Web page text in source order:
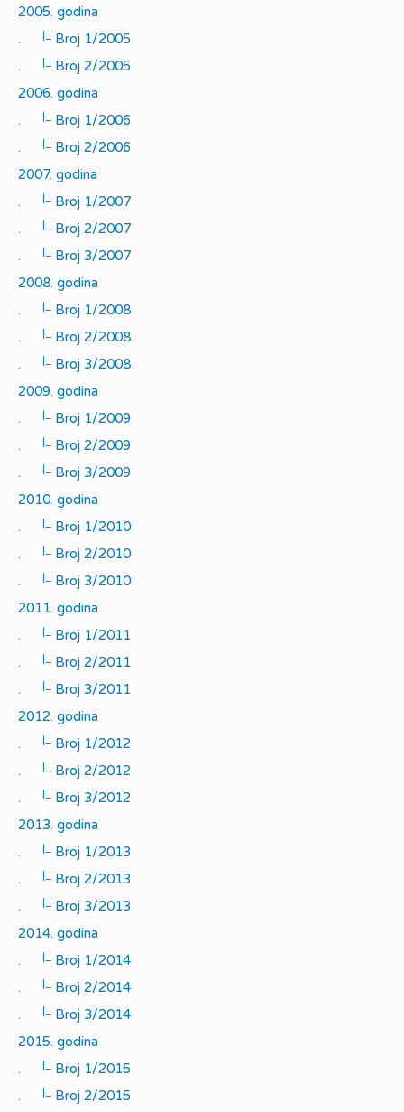
2005. godina
.
|_
Broj 1/2005
.
|_
Broj 2/2005
2006. godina
.
|_
Broj 1/2006
.
|_
Broj 2/2006
2007. godina
.
|_
Broj 1/2007
.
|_
Broj 2/2007
.
|_
Broj 3/2007
2008. godina
.
|_
Broj 1/2008
.
|_
Broj 2/2008
.
|_
Broj 3/2008
2009. godina
.
|_
Broj 1/2009
.
|_
Broj 2/2009
.
|_
Broj 3/2009
2010. godina
.
|_
Broj 1/2010
.
|_
Broj 2/2010
.
|_
Broj 3/2010
2011. godina
.
|_
Broj 1/2011
.
|_
Broj 2/2011
.
|_
Broj 3/2011
2012. godina
.
|_
Broj 1/2012
.
|_
Broj 2/2012
.
|_
Broj 3/2012
2013. godina
.
|_
Broj 1/2013
.
|_
Broj 2/2013
.
|_
Broj 3/2013
2014. godina
.
|_
Broj 1/2014
.
|_
Broj 2/2014
.
|_
Broj 3/2014
2015. godina
.
|_
Broj 1/2015
.
|_
Broj 2/2015